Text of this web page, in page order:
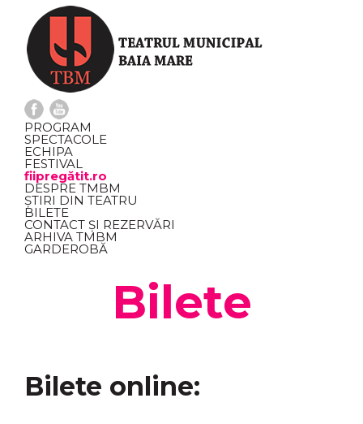
PROGRAM
SPECTACOLE
ECHIPA
FESTIVAL
fiipregătit.ro
DESPRE TMBM
ȘTIRI DIN TEATRU
BILETE
CONTACT ȘI REZERVĂRI
ARHIVA TMBM
GARDEROBĂ
Bilete
Bilete online: